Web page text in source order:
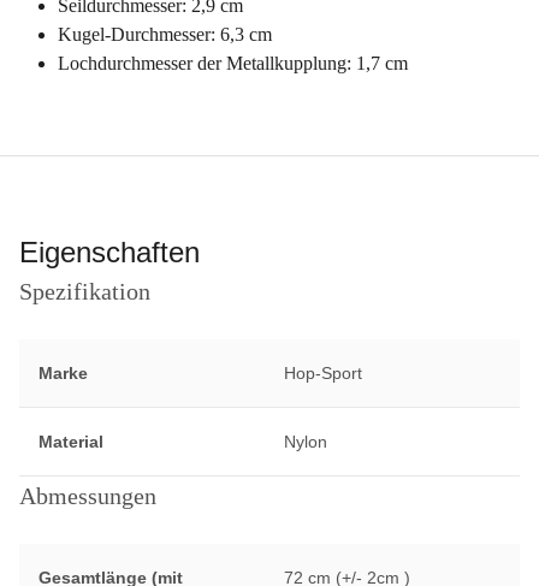
Seildurchmesser: 2,9 cm
Kugel-Durchmesser: 6,3 cm
Lochdurchmesser der Metallkupplung: 1,7 cm
Eigenschaften
Spezifikation
Marke Hop-Sport
Material Nylon
Abmessungen
Gesamtlänge (mit
72 cm (+/- 2cm )